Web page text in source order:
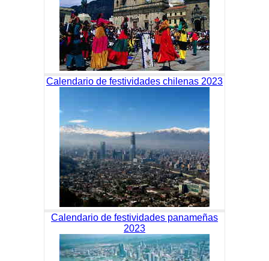
Calendario de festividades chilenas 2023
Calendario de festividades panameñas
2023